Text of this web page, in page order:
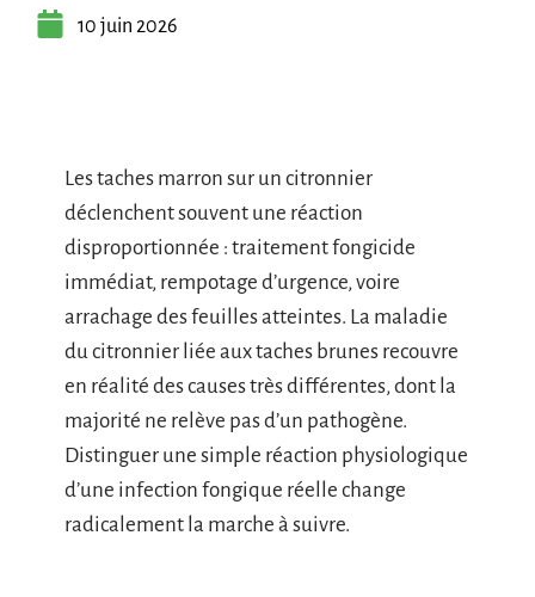
10 juin 2026
Les taches marron sur un citronnier
déclenchent souvent une réaction
disproportionnée : traitement fongicide
immédiat, rempotage d’urgence, voire
arrachage des feuilles atteintes. La maladie
du citronnier liée aux taches brunes recouvre
en réalité des causes très différentes, dont la
majorité ne relève pas d’un pathogène.
Distinguer une simple réaction physiologique
d’une infection fongique réelle change
radicalement la marche à suivre.